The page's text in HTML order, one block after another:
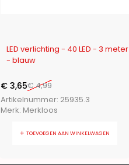
LED verlichting - 40 LED - 3 meter
- blauw
€4,99
€ 3,65
Artikelnummer: 25935.3
Merk: Merkloos
TOEVOEGEN AAN WINKELWAGEN